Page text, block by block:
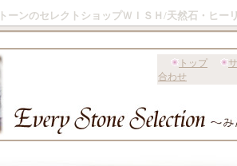
ーンのセレクトショップＷＩＳＨ/天然石・ヒー
トップ
合わせ